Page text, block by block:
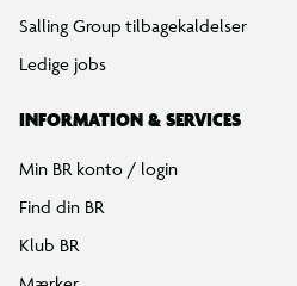
Salling Group tilbagekaldelser
Ledige jobs
INFORMATION & SERVICES
Min BR konto / login
Find din BR
Klub BR